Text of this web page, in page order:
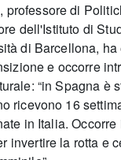
, professore di
dell'Istituto di
di Barcellona,
e occorre
“in Spagna è
ricevono 16
in Italia.
invertire la rotta e